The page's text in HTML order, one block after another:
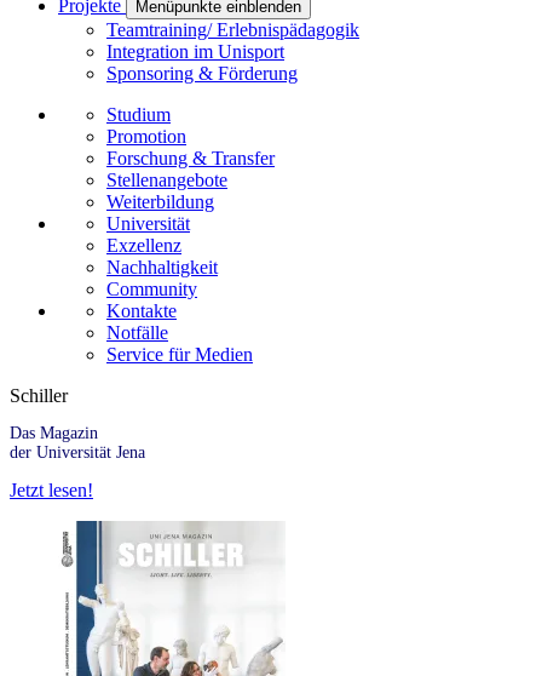
Projekte
Menüpunkte einblenden
Teamtraining/ Erlebnispädagogik
Integration im Unisport
Sponsoring & Förderung
Studium
Promotion
Forschung & Transfer
Stellenangebote
Weiterbildung
Universität
Exzellenz
Nachhaltigkeit
Community
Kontakte
Notfälle
Service für Medien
Schiller
Das Magazin
der Universität Jena
Jetzt lesen!